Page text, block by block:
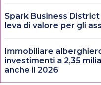
Spark Business
leva di valore per gli
Immobiliare
investimenti a 2,35
anche il 2026